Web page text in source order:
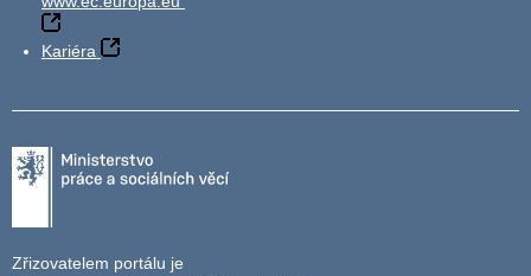
Kariéra
Zřizovatelem portálu je